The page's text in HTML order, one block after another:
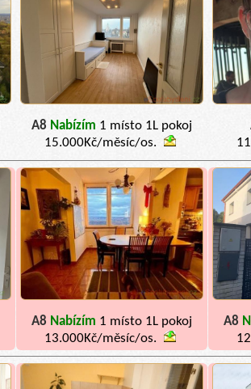
A8 Nabízím 1 místo 1L pokoj
15.000Kč/měsíc/os.
A8 Nabízím 1 místo 1L pokoj
13.000Kč/měsíc/os.
A8